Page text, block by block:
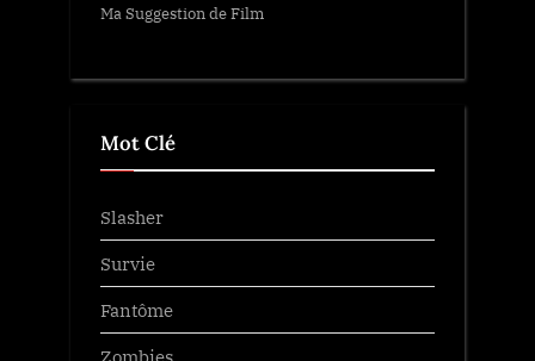
Ma Suggestion de Film
Mot Clé
Slasher
Survie
Fantôme